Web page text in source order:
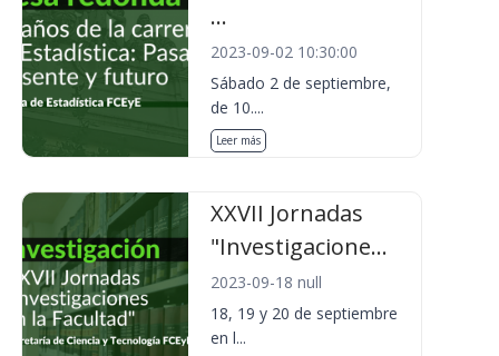
...
2023-09-02 10:30:00
Sábado 2 de septiembre,
de 10....
Leer más
XXVII Jornadas
"Investigacione...
2023-09-18 null
18, 19 y 20 de septiembre
en l...